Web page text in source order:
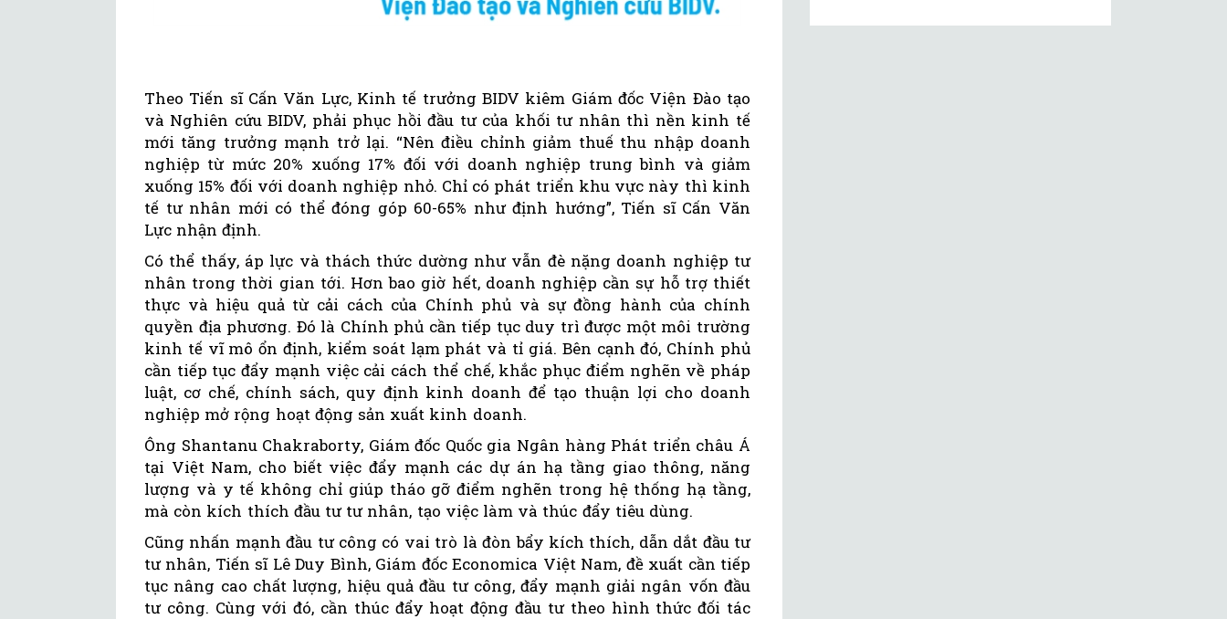
Theo Tiến sĩ Cấn Văn Lực, Kinh tế trưởng BIDV kiêm Giám đốc Viện Đào tạo
và Nghiên cứu BIDV, phải phục hồi đầu tư của khối tư nhân thì nền kinh tế
mới tăng trưởng mạnh trở lại. “Nên điều chỉnh giảm thuế thu nhập doanh
nghiệp từ mức 20% xuống 17% đối với doanh nghiệp trung bình và giảm
xuống 15% đối với doanh nghiệp nhỏ. Chỉ có phát triển khu vực này thì kinh
tế tư nhân mới có thể đóng góp 60-65% như định hướng”, Tiến sĩ Cấn Văn
Lực nhận định.
Có thể thấy, áp lực và thách thức dường như vẫn đè nặng doanh nghiệp tư
nhân trong thời gian tới. Hơn bao giờ hết, doanh nghiệp cần sự hỗ trợ thiết
thực và hiệu quả từ cải cách của Chính phủ và sự đồng hành của chính
quyền địa phương. Đó là Chính phủ cần tiếp tục duy trì được một môi trường
kinh tế vĩ mô ổn định, kiểm soát lạm phát và tỉ giá. Bên cạnh đó, Chính phủ
cần tiếp tục đẩy mạnh việc cải cách thể chế, khắc phục điểm nghẽn về pháp
luật, cơ chế, chính sách, quy định kinh doanh để tạo thuận lợi cho doanh
nghiệp mở rộng hoạt động sản xuất kinh doanh.
Ông Shantanu Chakraborty, Giám đốc Quốc gia Ngân hàng Phát triển châu Á
tại Việt Nam, cho biết việc đẩy mạnh các dự án hạ tầng giao thông, năng
lượng và y tế không chỉ giúp tháo gỡ điểm nghẽn trong hệ thống hạ tầng,
mà còn kích thích đầu tư tư nhân, tạo việc làm và thúc đẩy tiêu dùng.
Cũng nhấn mạnh đầu tư công có vai trò là đòn bẩy kích thích, dẫn dắt đầu tư
tư nhân, Tiến sĩ Lê Duy Bình, Giám đốc Economica Việt Nam, đề xuất cần tiếp
tục nâng cao chất lượng, hiệu quả đầu tư công, đẩy mạnh giải ngân vốn đầu
tư công. Cùng với đó, cần thúc đẩy hoạt động đầu tư theo hình thức đối tác